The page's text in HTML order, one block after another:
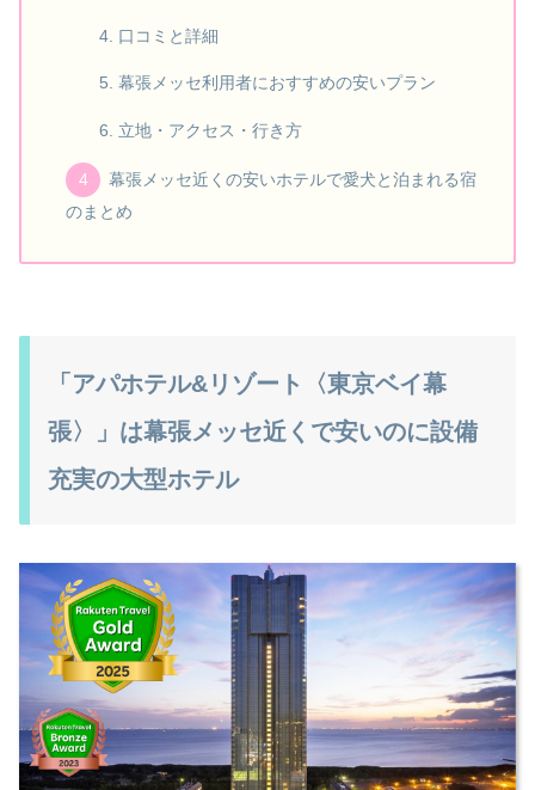
口コミと詳細
幕張メッセ利用者におすすめの安いプラン
立地・アクセス・行き方
幕張メッセ近くの安いホテルで愛犬と泊まれる宿
のまとめ
「アパホテル&リゾート〈東京ベイ幕
張〉」は幕張メッセ近くで安いのに設備
充実の大型ホテル